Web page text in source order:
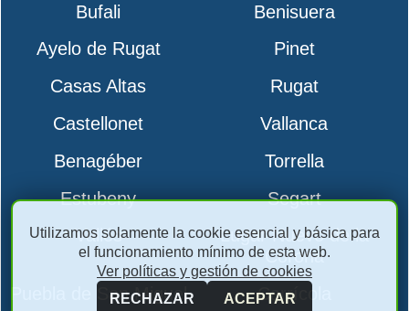
Bufali
Benisuera
Ayelo de Rugat
Pinet
Casas Altas
Rugat
Castellonet
Vallanca
Benagéber
Torrella
Estubeny
Segart
Vallés
Lugar Nuevo de la
Corona
Puebla de San Miguel
Carrícola
Utilizamos solamente la cookie esencial y básica para
el funcionamiento mínimo de esta web.
Ver políticas y gestión de cookies
RECHAZAR
ACEPTAR